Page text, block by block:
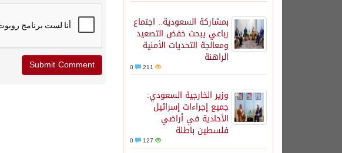
بمشاركة السعودية.. اجتماع
رباعي يبحث خفض التصعيد
ومعالجة التحديات الأمنية
الراهنة
211
وزير الخارجية السعودي:
جميع إجراءات إسرائيل
الأحادية في أراضي
فلسطين باطلة
127